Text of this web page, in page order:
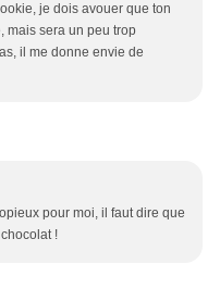
je dois avouer que ton
mais sera un peu trop
il me donne envie de
pour moi, il faut dire que
!